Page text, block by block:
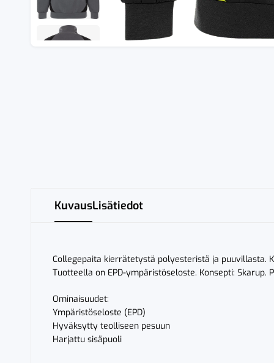
KuvausLisätiedot
Collegepaita kierrätetystä polyesteristä ja puuvillasta.
Tuotteella on EPD-ympäristöseloste. Konsepti: Skarup.
Ominaisuudet:
Ympäristöseloste (EPD)
Hyväksytty teolliseen pesuun
Harjattu sisäpuoli